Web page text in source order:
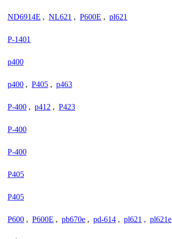
ND6914E , NL621 , P600E , pl621
P-1401
p400
p400 , P405 , p463
P-400 , p412 , P423
P-400
P-400
P405
P405
P600 , P600E , pb670e , pd-614 , pl621 , pl621e